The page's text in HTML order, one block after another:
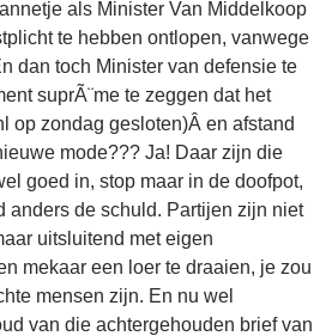
als Minister Van Middelkoop
te hebben ontlopen, vanwege
dan toch Minister van defensie te
suprÃ¨me te zeggen dat het
op zondag gesloten)Â en afstand
mode??? Ja! Daar zijn die
goed in, stop maar in de doofpot,
anders de schuld. Partijen zijn niet
uitsluitend met eigen
mekaar een loer te draaien, je zou
mensen zijn. En nu wel
van die achtergehouden brief van